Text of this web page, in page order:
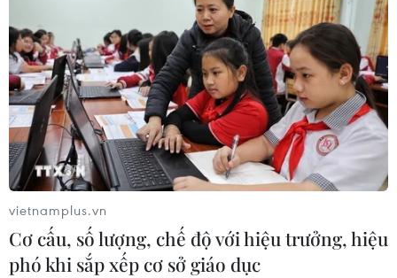
vietnamplus.vn
Cơ cấu, số lượng, chế độ với hiệu trưởng, hiệu
phó khi sắp xếp cơ sở giáo dục